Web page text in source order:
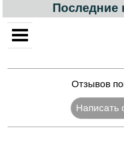
Последние
Отзывов